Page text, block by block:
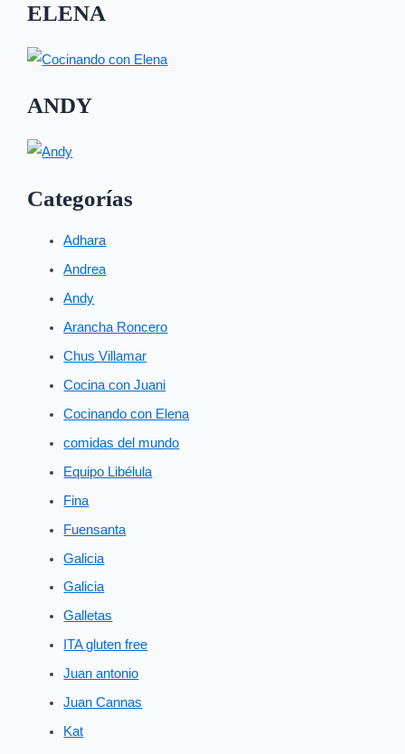
ELENA
ANDY
Categorías
Adhara
Andrea
Andy
Arancha Roncero
Chus Villamar
Cocina con Juani
Cocinando con Elena
comidas del mundo
Equipo Libélula
Fina
Fuensanta
Galicia
Galicia
Galletas
ITA gluten free
Juan antonio
Juan Cannas
Kat